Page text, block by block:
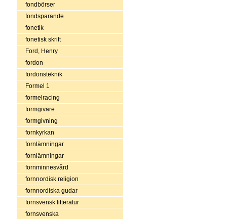
fondbörser
fondsparande
fonetik
fonetisk skrift
Ford, Henry
fordon
fordonsteknik
Formel 1
formelracing
formgivare
formgivning
fornkyrkan
fornlämningar
fornlämningar
fornminnesvård
fornnordisk religion
fornnordiska gudar
fornsvensk litteratur
fornsvenska